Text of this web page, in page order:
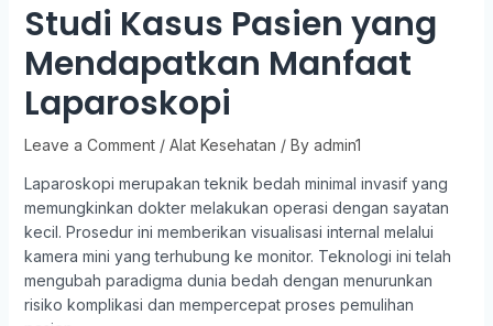
Studi Kasus Pasien yang
Mendapatkan Manfaat
Laparoskopi
Leave a Comment / Alat Kesehatan / By admin1
Laparoskopi merupakan teknik bedah minimal invasif yang
memungkinkan dokter melakukan operasi dengan sayatan
kecil. Prosedur ini memberikan visualisasi internal melalui
kamera mini yang terhubung ke monitor. Teknologi ini telah
mengubah paradigma dunia bedah dengan menurunkan
risiko komplikasi dan mempercepat proses pemulihan